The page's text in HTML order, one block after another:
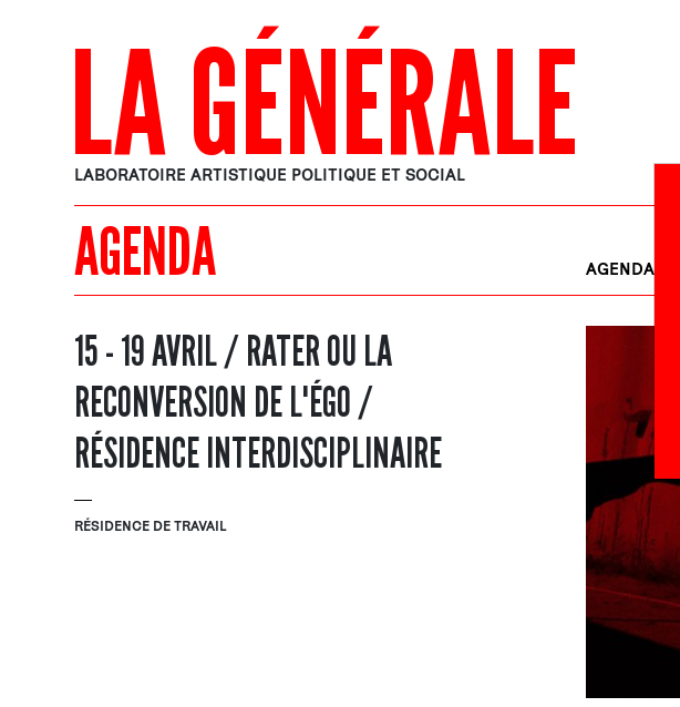
LA GÉNÉRALE
LABORATOIRE ARTISTIQUE POLITIQUE ET SOCIAL
AGENDA AGENDA
15 - 19 AVRIL / RATER OU LA
RECONVERSION DE L'ÉGO /
RÉSIDENCE INTERDISCIPLINAIRE
RÉSIDENCE DE TRAVAIL